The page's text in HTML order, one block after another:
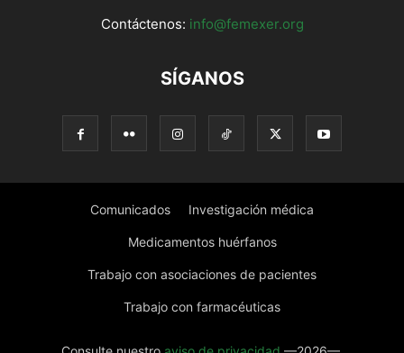
Contáctenos: info@femexer.org
SÍGANOS
Comunicados Investigación médica
Medicamentos huérfanos
Trabajo con asociaciones de pacientes
Trabajo con farmacéuticas